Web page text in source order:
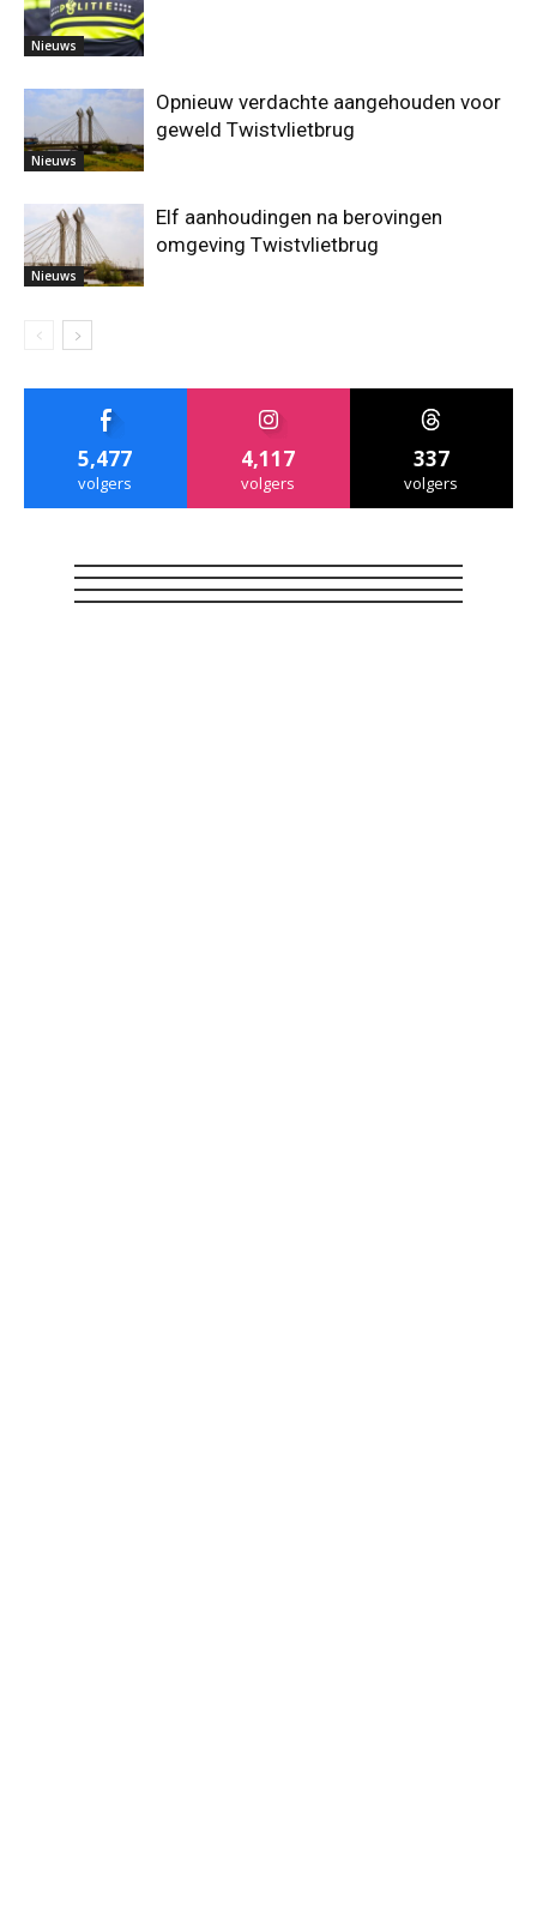
Nieuws
Nieuws
Opnieuw verdachte aangehouden voor
geweld Twistvlietbrug
Nieuws
Elf aanhoudingen na berovingen
omgeving Twistvlietbrug
5,477
volgers
4,117
volgers
337
volgers